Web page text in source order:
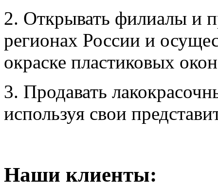
2. Открывать филиалы и
регионах России и
окраске пластиковых
3. Продавать
используя свои
Наши клиенты: